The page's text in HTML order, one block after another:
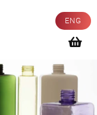
ENG